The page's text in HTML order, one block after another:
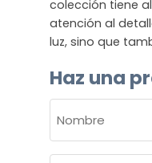
colección tiene
atención al
luz, sino que
Haz una
(OBLIGATORIO)
Nombre